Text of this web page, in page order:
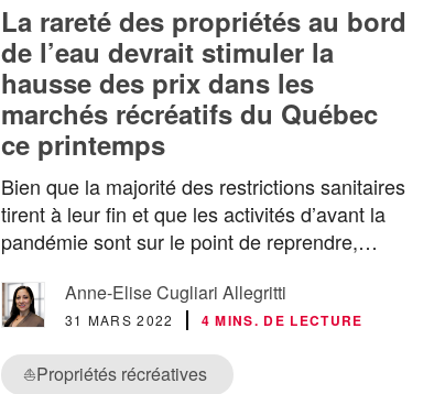
La rareté des propriétés au bord
de l’eau devrait stimuler la
hausse des prix dans les
marchés récréatifs du Québec
ce printemps
Bien que la majorité des restrictions sanitaires
tirent à leur fin et que les activités d’avant la
pandémie sont sur le point de reprendre,…
Anne-Elise Cugliari Allegritti
31 MARS 2022 4 MINS. DE LECTURE
⛵Propriétés récréatives